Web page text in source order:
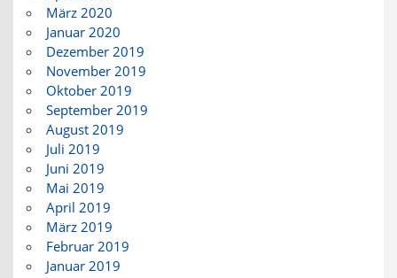
März 2020
Januar 2020
Dezember 2019
November 2019
Oktober 2019
September 2019
August 2019
Juli 2019
Juni 2019
Mai 2019
April 2019
März 2019
Februar 2019
Januar 2019